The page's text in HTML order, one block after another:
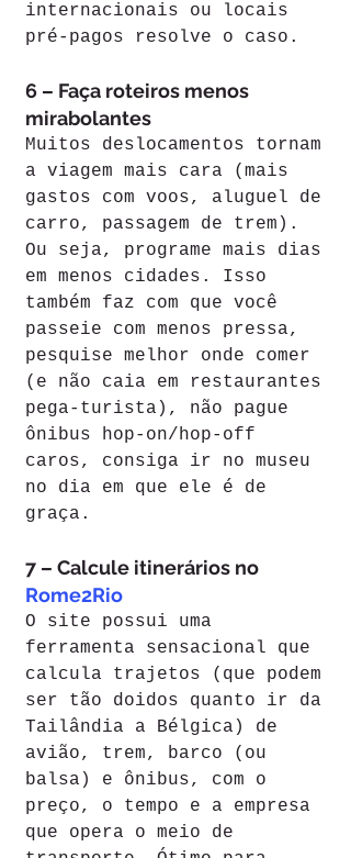
internacionais ou locais
pré-pagos resolve o caso.
6 – Faça roteiros menos
mirabolantes
Muitos deslocamentos tornam
a viagem mais cara (mais
gastos com voos, aluguel de
carro, passagem de trem).
Ou seja, programe mais dias
em menos cidades. Isso
também faz com que você
passeie com menos pressa,
pesquise melhor onde comer
(e não caia em restaurantes
pega-turista), não pague
ônibus hop-on/hop-off
caros, consiga ir no museu
no dia em que ele é de
graça.
7 – Calcule itinerários no
Rome2Rio
O site possui uma
ferramenta sensacional que
calcula trajetos (que podem
ser tão doidos quanto ir da
Tailândia a Bélgica) de
avião, trem, barco (ou
balsa) e ônibus, com o
preço, o tempo e a empresa
que opera o meio de